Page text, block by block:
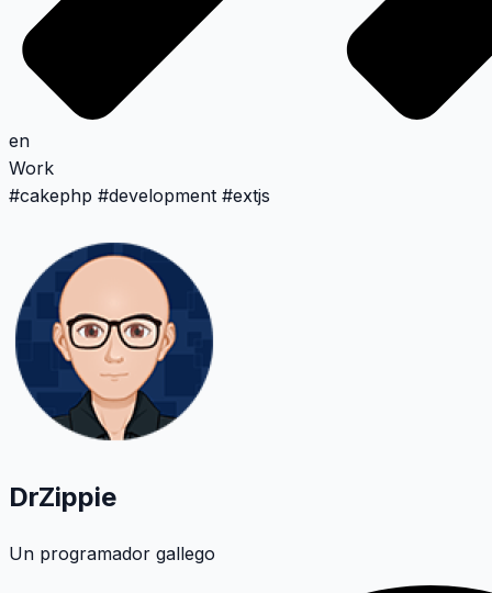
DrZippie
Un programador gallego
en
Work
#cakephp #development #extjs